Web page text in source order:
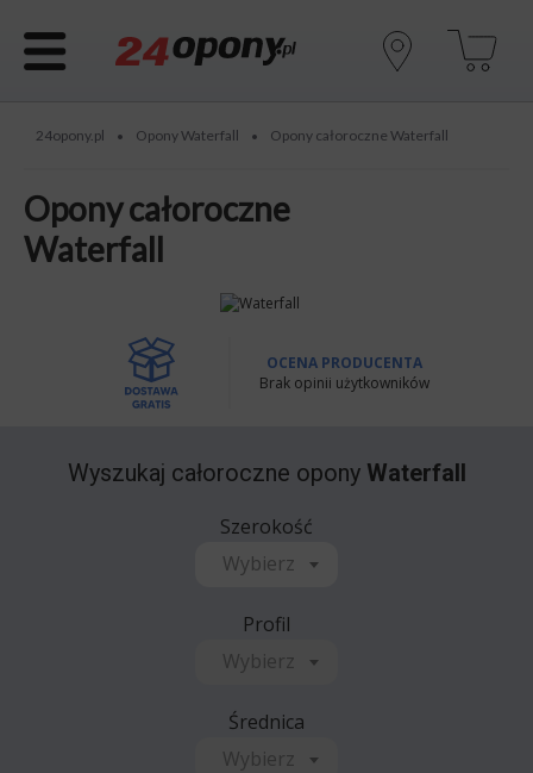
24opony.pl • Opony Waterfall • Opony całoroczne Waterfall
Opony całoroczne
Waterfall
OCENA PRODUCENTA
Brak opinii użytkowników
Wyszukaj całoroczne opony Waterfall
Szerokość
Wybierz
Profil
Wybierz
Średnica
Wybierz